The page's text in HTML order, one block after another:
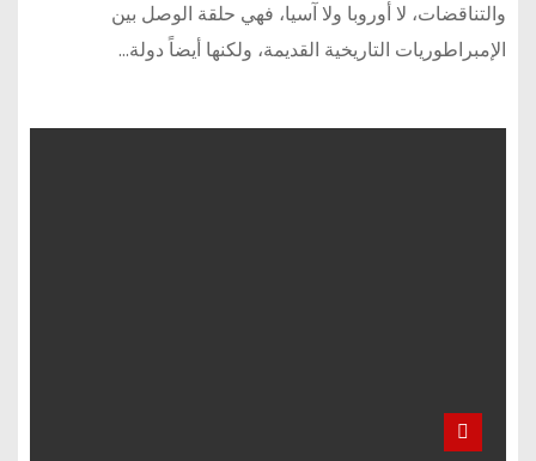
والتناقضات، لا أوروبا ولا آسيا، فهي حلقة الوصل بين
الإمبراطوريات التاريخية القديمة، ولكنها أيضاً دولة…